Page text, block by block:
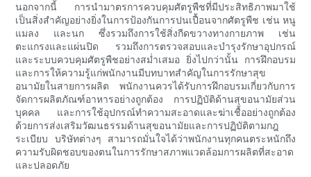
นอกจากนี้ การนำมาตรการควบคุมศัตรูพืชที่มีประสิทธิภาพมาใช้
เป็นสิ่งสำคัญอย่างยิ่งในการป้องกันการปนเปื้อนจากศัตรูพืช เช่น หนู
แมลง และนก ซึ่งรวมถึงการใช้สิ่งกีดขวางทางกายภาพ เช่น
ตะแกรงและแผ่นปิด รวมถึงการตรวจสอบและบำรุงรักษาอุปกรณ์
และระบบควบคุมศัตรูพืชอย่างสม่ำเสมอ ยิ่งไปกว่านั้น การฝึกอบรม
และการให้ความรู้แก่พนักงานมีบทบาทสำคัญในการรักษาสุข
อนามัยในสายการผลิต พนักงานควรได้รับการฝึกอบรมเกี่ยวกับการ
จัดการผลิตภัณฑ์อาหารอย่างถูกต้อง การปฏิบัติด้านสุขอนามัยส่วน
บุคคล และการใช้อุปกรณ์ทำความสะอาดและฆ่าเชื้ออย่างถูกต้อง
ด้วยการส่งเสริมวัฒนธรรมด้านสุขอนามัยและการปฏิบัติตามกฎ
ระเบียบ บริษัทต่างๆ สามารถมั่นใจได้ว่าพนักงานทุกคนตระหนักถึง
ความรับผิดชอบของตนในการรักษาสภาพแวดล้อมการผลิตที่สะอาด
และปลอดภัย